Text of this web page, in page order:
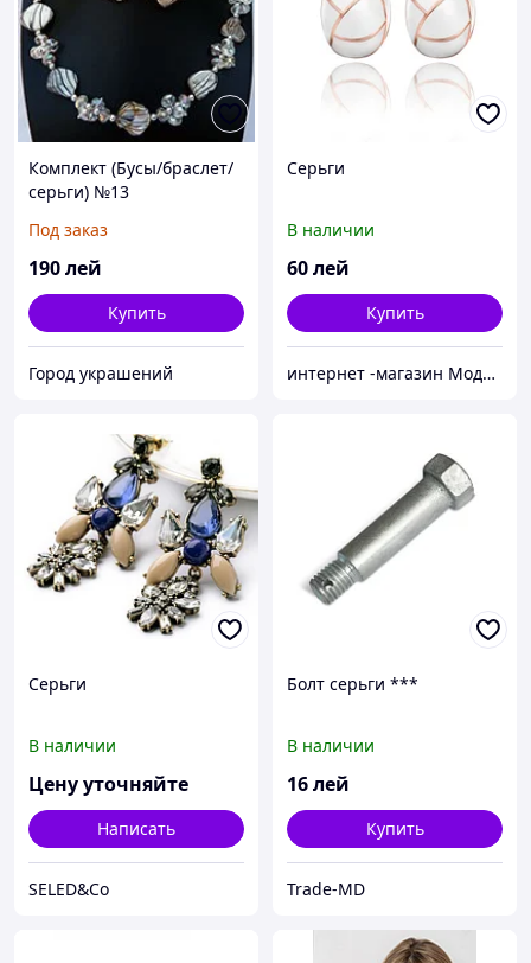
Комплект (Бусы/браслет/
серьги) №13
Под заказ
190лей
Купить
Город украшений
Серьги
В наличии
60лей
Купить
интернет -магазин Модняшка
Серьги
В наличии
Цену уточняйте
Написать
SELED&Co
Болт серьги ***
В наличии
16лей
Купить
Trade-MD